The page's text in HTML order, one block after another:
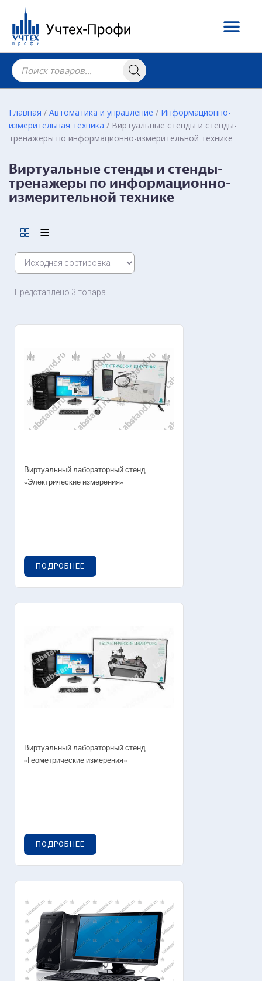
Главная / Автоматика и управление / Информационно-
измерительная техника / Виртуальные стенды и стенды-
тренажеры по информационно-измерительной технике
Виртуальные стенды и стенды-
тренажеры по информационно-
измерительной технике
Представлено 3 товара
Виртуальный лабораторный стенд
«Электрические измерения»
ПОДРОБНЕЕ
Виртуальный лабораторный стенд
«Геометрические измерения»
ПОДРОБНЕЕ